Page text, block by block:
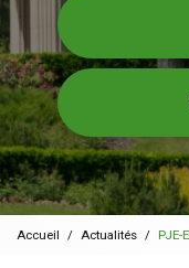
Accueil Actualités PJE-